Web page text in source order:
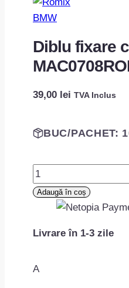
BMW
Diblu fixare
39,00 lei TVA Inclus
BUC/PACHET:
Cantitate
Diblu
fixare
MAC0708ROMC30128
Adaugă în coș
Livrare în 1-3 zile
A